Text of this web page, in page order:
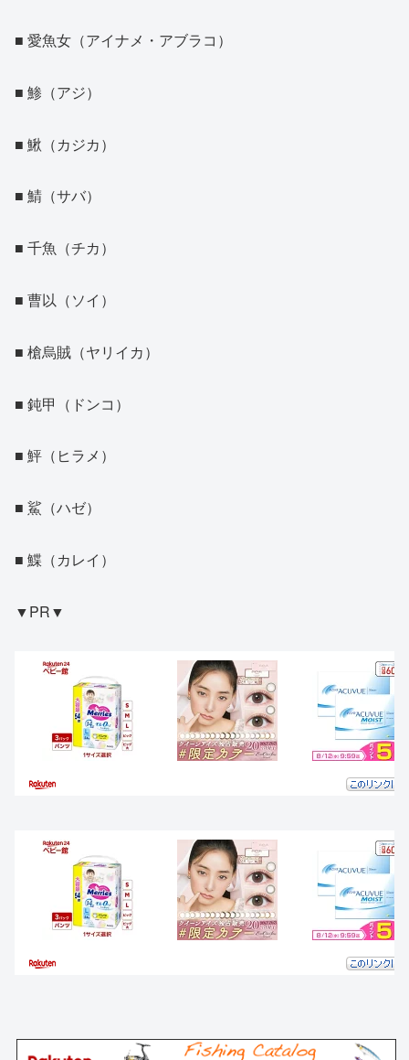
■ 愛魚女（アイナメ・アブラコ）
■ 鯵（アジ）
■ 鰍（カジカ）
■ 鯖（サバ）
■ 千魚（チカ）
■ 曹以（ソイ）
■ 槍烏賊（ヤリイカ）
■ 鈍甲（ドンコ）
■ 鮃（ヒラメ）
■ 鯊（ハゼ）
■ 鰈（カレイ）
▼PR▼